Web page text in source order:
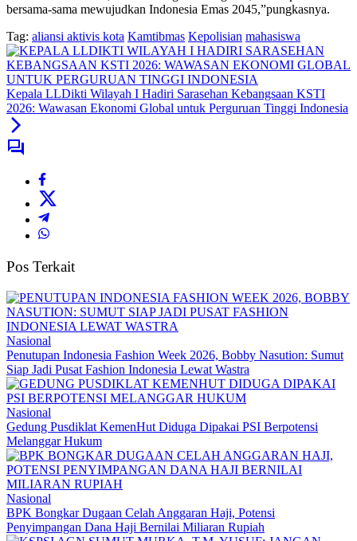
bersama-sama mewujudkan Indonesia Emas 2045,”pungkasnya.
Tag: aliansi aktivis kota Kamtibmas Kepolisian mahasiswa
Kepala LLDikti Wilayah I Hadiri Sarasehan Kebangsaan KSTI
2026: Wawasan Ekonomi Global untuk Perguruan Tinggi Indonesia
Pos Terkait
Nasional
Penutupan Indonesia Fashion Week 2026, Bobby Nasution: Sumut
Siap Jadi Pusat Fashion Indonesia Lewat Wastra
Nasional
Gedung Pusdiklat KemenHut Diduga Dipakai PSI Berpotensi
Melanggar Hukum
Nasional
BPK Bongkar Dugaan Celah Anggaran Haji, Potensi
Penyimpangan Dana Haji Bernilai Miliaran Rupiah